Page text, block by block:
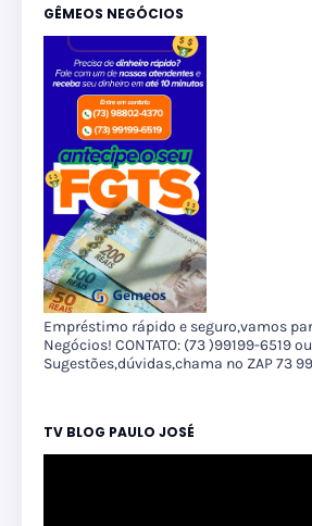
GÊMEOS NEGÓCIOS
Empréstimo rápido e seguro,vamos
Negócios! CONTATO: (73 )99199-6519
Sugestões,dúvidas,chama no ZAP 73
TV BLOG PAULO JOSÉ